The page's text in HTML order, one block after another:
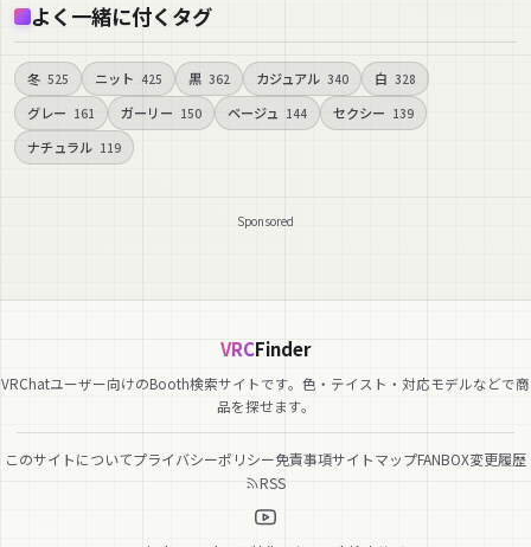
よく一緒に付くタグ
冬 525 ニット 425 黒 362 カジュアル 340 白 328
グレー 161 ガーリー 150 ベージュ 144 セクシー 139
ナチュラル 119
Sponsored
VRCFinder
VRChatユーザー向けのBooth検索サイトです。色・テイスト・対応モデルなどで商
品を探せます。
このサイトについてプライバシーポリシー免責事項サイトマップFANBOX変更履歴
RSS